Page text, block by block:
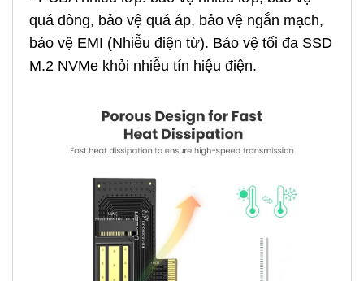
quá dòng, bảo vệ quá áp, bảo vệ ngắn mạch,
bảo vệ EMI (Nhiễu điện từ). Bảo vệ tối đa SSD
M.2 NVMe khỏi nhiễu tín hiệu điện.